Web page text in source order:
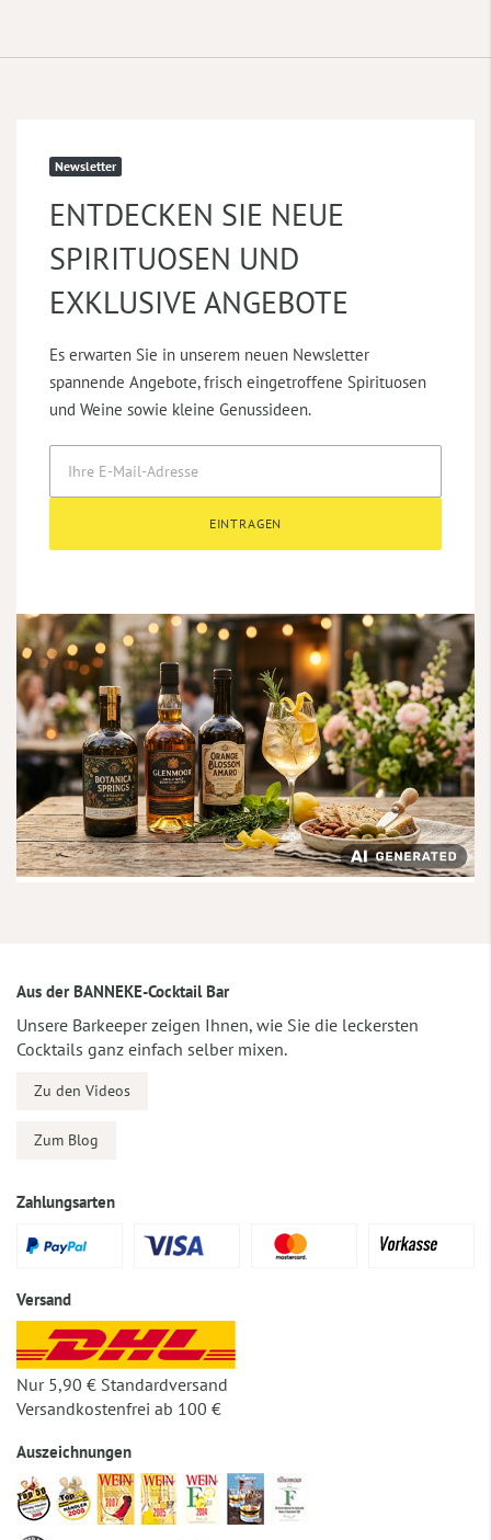
Newsletter
ENTDECKEN SIE NEUE
SPIRITUOSEN UND
EXKLUSIVE ANGEBOTE
Es erwarten Sie in unserem neuen Newsletter
spannende Angebote, frisch eingetroffene Spirituosen
und Weine sowie kleine Genussideen.
EINTRAGEN
Aus der BANNEKE-Cocktail Bar
Unsere Barkeeper zeigen Ihnen, wie Sie die leckersten
Cocktails ganz einfach selber mixen.
Zu den Videos
Zum Blog
Zahlungsarten
Versand
Nur 5,90 € Standardversand
Versandkostenfrei ab 100 €
Auszeichnungen